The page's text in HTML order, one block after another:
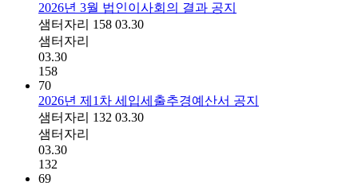
2026년 3월 법인이사회의 결과 공지
샘터자리 158 03.30
샘터자리
03.30
158
70
2026년 제1차 세입세출추경예산서 공지
샘터자리 132 03.30
샘터자리
03.30
132
69